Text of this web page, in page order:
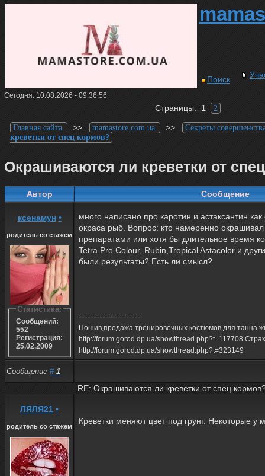
Поиск
Сегодня: 10.08.2026 - 09:36:56
Страницы: 1 2
Главная сайта >> mamastore.com.ua >>
Секреты
креветки от спец кормов?
Окрашиваются ли креветки от
Автор Сообщение
ксенамун •
родитель со стажем
Статистика:
Сообщений:
552
Регистрация:
25.02.2009
много написано про каротин и астаксантин
окраса рыб. Вопрос: кто намеренно
препаратами или хотя бы длительное время
Tetra Pro Colour, Rubin,Tropical Astacolor и
были результаты? Есть ли смысл?
---------------------
Пошив,продажа тренировочных костюмов для танца
http://forum.gorod.dp.ua/showthread.php?t=117708
http://forum.gorod.dp.ua/showthread.php?t=323149
Сообщение # 1
RE: Окрашиваются ли креветки от спец
ЛЯЛЯ21 •
родитель со стажем
Креветки меняют цвет под грунт. Некоторые у